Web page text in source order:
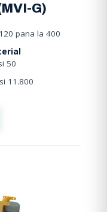
G)
120 pana la 400
50
11.800